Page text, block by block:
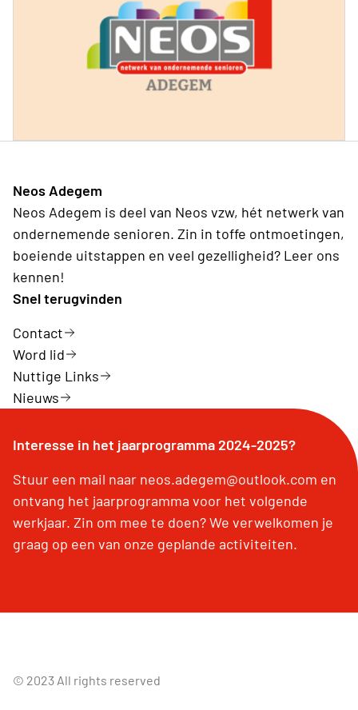
Neos Adegem
Neos Adegem is deel van Neos vzw, hét netwerk van
ondernemende senioren. Zin in toffe ontmoetingen,
boeiende uitstappen en veel gezelligheid? Leer ons
kennen!
Snel terugvinden
Contact
Word lid
Nuttige Links
Nieuws
Interesse in het jaarprogramma 2024-2025?
Stuur een mail naar neos.adegem@outlook.com en
ontvang het jaarprogramma voor het volgende
werkjaar. Zin om mee te doen? We verwelkomen je
graag op een van onze geplande activiteiten.
© 2023 All rights reserved